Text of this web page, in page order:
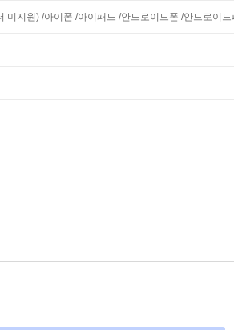
미지원) /아이폰 /아이패드 /안드로이드폰 /안드로이